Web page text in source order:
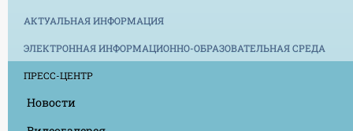
АКТУАЛЬНАЯ ИНФОРМАЦИЯ
ЭЛЕКТРОННАЯ ИНФОРМАЦИОННО-ОБРАЗОВАТЕЛЬНАЯ СРЕДА
ПРЕСС-ЦЕНТР
Новости